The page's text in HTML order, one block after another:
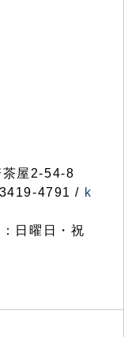
屋2-54-8
4791 / k
日曜日・祝